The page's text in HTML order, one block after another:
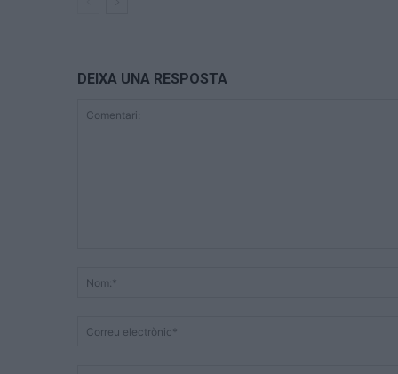
DEIXA UNA RESPOSTA